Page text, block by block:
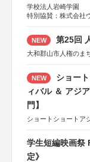
学校法人岩崎学園
特別協賛：株式会社
NEW 第25回
大和郡山市人権のま
NEW
ショー
ィバル ＆ アジ
門】
ショートショートア
学生短編映画祭
定》